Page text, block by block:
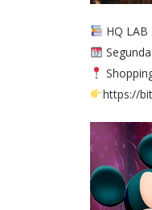
HQ
https://